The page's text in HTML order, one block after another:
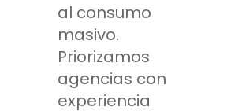
al consumo
masivo.
Priorizamos
agencias con
experiencia